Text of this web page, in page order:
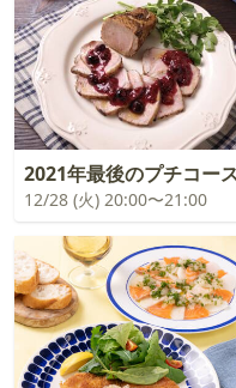
2021年最後のプチコー
12/28 (火) 20:00〜21:00